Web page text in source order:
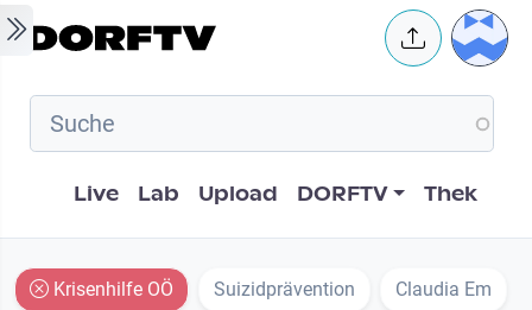
Skip to main content User
Hauptnavigation
Live Lab Upload DORFTV Thek
Krisenhilfe OÖ Suizidprävention Claudia Em